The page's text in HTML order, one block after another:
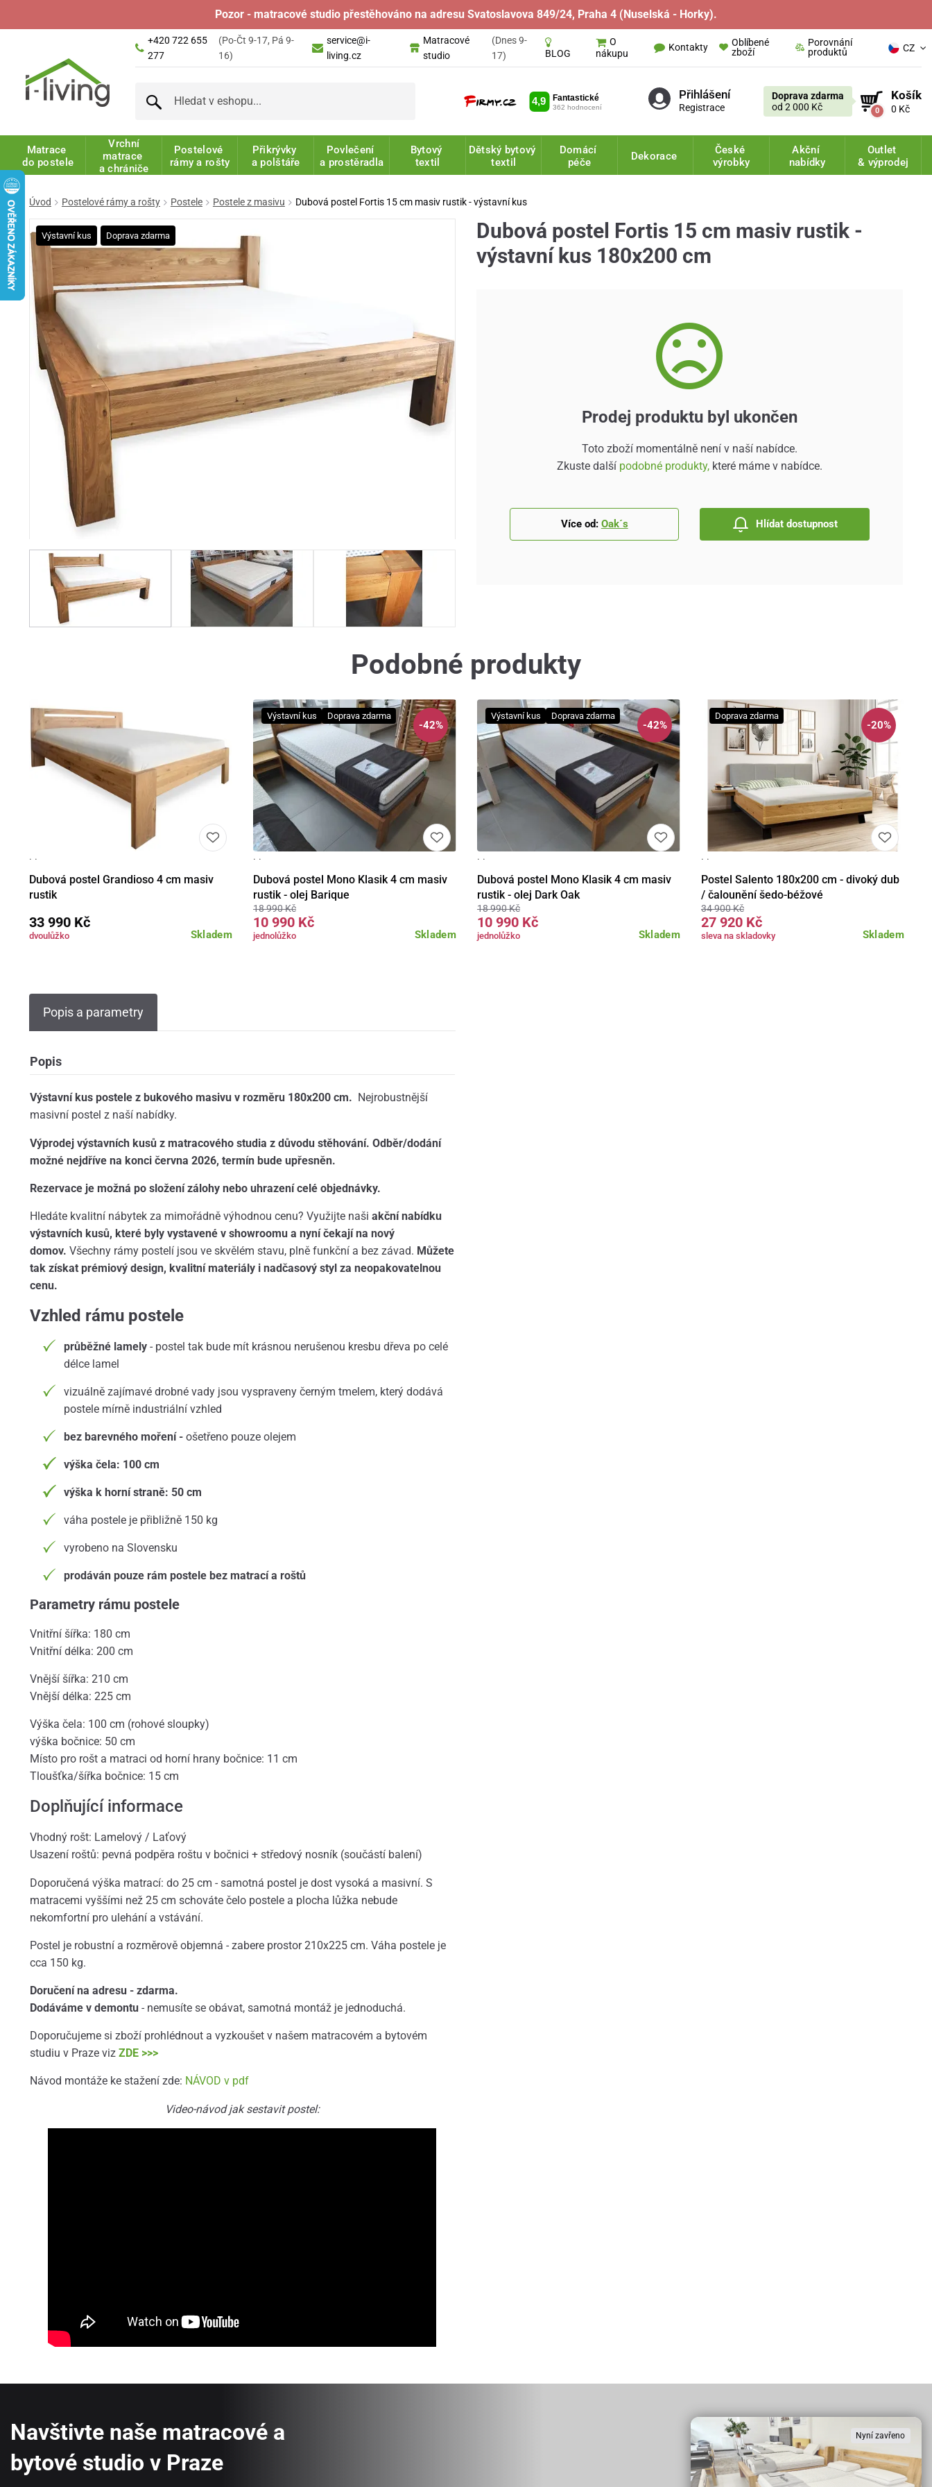
Pozor - matracové studio přestěhováno na adresu Svatoslavova 849/24, Praha 4 (Nuselská - Horky).
+420 722 655
277
(Po-Čt 9-17, Pá 9-
16)
service@i-
living.cz
Matracové
studio
(Dnes 9-
17)
BLOG
O
nákupu
Kontakty
Oblíbené
zboží
Porovnání
produktů
CZ
Přihlášení
Registrace
Doprava zdarma
od 2 000 Kč
0
Košík
0 Kč
Matrace
do postele
Vrchní
matrace
a chrániče
Postelové
rámy a rošty
Přikrývky
a polštáře
Povlečení
a prostěradla
Bytový
textil
Dětský bytový
textil
Domácí
péče
Dekorace
České
výrobky
Akční
nabídky
Outlet
& výprodej
Úvod Postelové rámy a rošty Postele Postele z masivu Dubová postel Fortis 15 cm masiv rustik - výstavní kus
Výstavní kus Doprava zdarma
Dubová postel Fortis 15 cm masiv rustik -
výstavní kus 180x200 cm
Prodej produktu byl ukončen
Toto zboží momentálně není v naší nabídce.
Zkuste další podobné produkty,které máme v nabídce.
Více od: Oak´s Hlídat dostupnost
Podobné produkty
· ·
Dubová postel Grandioso 4 cm masiv
rustik
Skladem
33 990 Kč
dvoulůžko
Výstavní kus Doprava zdarma
-42%
· ·
Dubová postel Mono Klasik 4 cm masiv
rustik - olej Barique
Skladem
18 990 Kč
10 990 Kč
jednolůžko
Výstavní kus Doprava zdarma
-42%
· ·
Dubová postel Mono Klasik 4 cm masiv
rustik - olej Dark Oak
Skladem
18 990 Kč
10 990 Kč
jednolůžko
Doprava zdarma
-20%
· ·
Postel Salento 180x200 cm - divoký dub
/ čalounění šedo-béžové
Skladem
34 900 Kč
27 920 Kč
sleva na skladovky
Popis a parametry
Popis
Výstavní kus postele z bukového masivu v rozměru 180x200 cm. Nejrobustnější
masivní postel z naší nabídky.
Výprodej výstavních kusů z matracového studia z důvodu stěhování. Odběr/dodání
možné nejdříve na konci června 2026, termín bude upřesněn.
Rezervace je možná po složení zálohy nebo uhrazení celé objednávky.
Hledáte kvalitní nábytek za mimořádně výhodnou cenu? Využijte naši akční nabídku
výstavních kusů, které byly vystavené v showroomu a nyní čekají na nový
domov. Všechny rámy postelí jsou ve skvělém stavu, plně funkční a bez závad. Můžete
tak získat prémiový design, kvalitní materiály i nadčasový styl za neopakovatelnou
cenu.
Vzhled rámu postele
průběžné lamely- postel tak bude mít krásnou nerušenou kresbu dřeva po celé
délce lamel
vizuálně zajímavé drobné vady jsou vyspraveny černým tmelem, který dodává
postele mírně industriální vzhled
bez barevného moření -ošetřeno pouze olejem
výška čela: 100 cm
výška k horní straně: 50 cm
váha postele je přibližně 150 kg
vyrobeno na Slovensku
prodáván pouze rám postele bez matrací a roštů
Parametry rámu postele
Vnitřní šířka: 180 cm
Vnitřní délka: 200 cm
Vnější šířka: 210 cm
Vnější délka: 225 cm
Výška čela: 100 cm (rohové sloupky)
výška bočnice: 50 cm
Místo pro rošt a matraci od horní hrany bočnice: 11 cm
Tloušťka/šířka bočnice: 15 cm
Doplňující informace
Vhodný rošt: Lamelový / Laťový
Usazení roštů: pevná podpěra roštu v bočnici + středový nosník (součástí balení)
Doporučená výška matrací: do 25 cm - samotná postel je dost vysoká a masivní. S
matracemi vyššími než 25 cm schováte čelo postele a plocha lůžka nebude
nekomfortní pro ulehání a vstávání.
Postel je robustní a rozměrově objemná - zabere prostor 210x225 cm. Váha postele je
cca 150 kg.
Doručení na adresu - zdarma.
Dodáváme v demontu- nemusíte se obávat, samotná montáž je jednoduchá.
Doporučujeme si zboží prohlédnout a vyzkoušet v našem matracovém a bytovém
studiu v Praze viz ZDE >>>
Návod montáže ke stažení zde: NÁVOD v pdf
Video-návod jak sestavit postel:
Navštivte naše matracové a
bytové studio v Praze
Nyní zavřeno